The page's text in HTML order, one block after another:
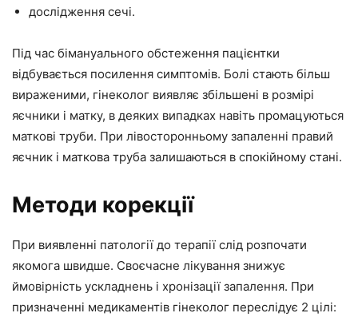
дослідження сечі.
Під час бімануального обстеження пацієнтки
відбувається посилення симптомів. Болі стають більш
вираженими, гінеколог виявляє збільшені в розмірі
яєчники і матку, в деяких випадках навіть промацуються
маткові труби. При лівосторонньому запаленні правий
яєчник і маткова труба залишаються в спокійному стані.
Методи корекції
При виявленні патології до терапії слід розпочати
якомога швидше. Своєчасне лікування знижує
ймовірність ускладнень і хронізації запалення. При
призначенні медикаментів гінеколог переслідує 2 цілі: